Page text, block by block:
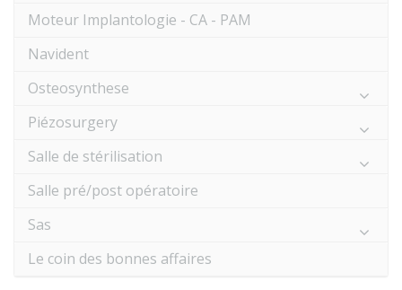
Moteur Implantologie - CA - PAM
Navident
Osteosynthese
Piézosurgery
Salle de stérilisation
Salle pré/post opératoire
Sas
Le coin des bonnes affaires